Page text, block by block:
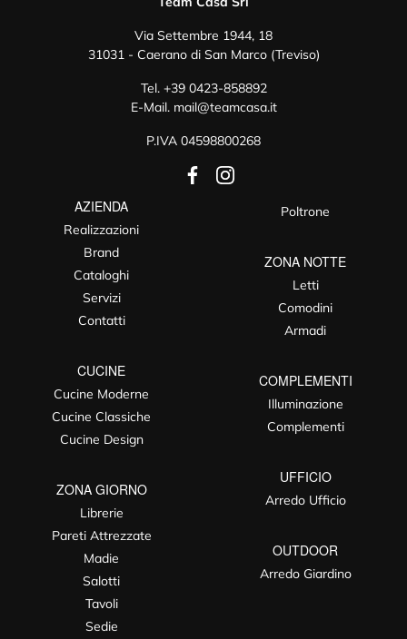
Via Settembre 1944, 18
31031 - Caerano di San Marco (Treviso)
Tel. +39 0423-858892
E-Mail. mail@teamcasa.it
P.IVA 04598800268
AZIENDA
Realizzazioni
Brand
Cataloghi
Servizi
Contatti
CUCINE
Cucine Moderne
Cucine Classiche
Cucine Design
ZONA GIORNO
Librerie
Pareti Attrezzate
Madie
Salotti
Tavoli
Sedie
Poltrone
ZONA NOTTE
Letti
Comodini
Armadi
COMPLEMENTI
Illuminazione
Complementi
UFFICIO
Arredo Ufficio
OUTDOOR
Arredo Giardino